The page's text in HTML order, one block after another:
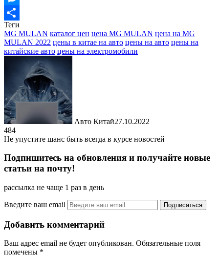
Messenger
Отправить
Теги
MG MULAN каталог цен цена MG MULAN цена на MG
MULAN 2022 цены в китае на авто цены на авто цены на
китайские авто цены на электромобили
Авто Китай27.10.2022
484
Не упустите шанс быть всегда в курсе новостей
Подпишитесь на обновления и получайте новые
статьи на почту!
рассылка не чаще 1 раз в день
Введите ваш email
Добавить комментарий
Ваш адрес email не будет опубликован. Обязательные поля
помечены *